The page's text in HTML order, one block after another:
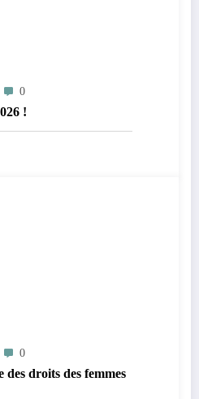
0
!
0
droits des femmes